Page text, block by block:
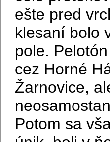
ešte pred
klesaní bolo
pole.
cez Horné
Žarnovice,
Potom sa